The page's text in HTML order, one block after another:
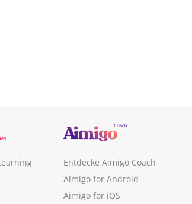
Entdecke Aimigo Coach
Aimigo for Android
Aimigo for iOS